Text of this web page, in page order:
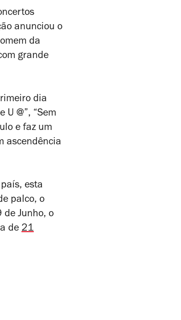
anunciou o
da
grande
dia
@”, “Sem
e faz um
ascendência
esta
palco, o
de Junho, o
de 21